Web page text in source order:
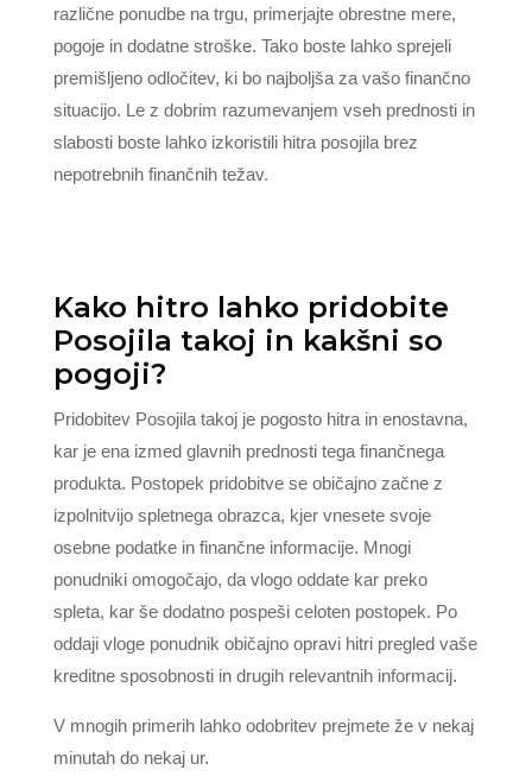
različne ponudbe na trgu, primerjajte obrestne mere,
pogoje in dodatne stroške. Tako boste lahko sprejeli
premišljeno odločitev, ki bo najboljša za vašo finančno
situacijo. Le z dobrim razumevanjem vseh prednosti in
slabosti boste lahko izkoristili hitra posojila brez
nepotrebnih finančnih težav.
Kako hitro lahko pridobite
Posojila takoj in kakšni so
pogoji?
Pridobitev Posojila takoj je pogosto hitra in enostavna,
kar je ena izmed glavnih prednosti tega finančnega
produkta. Postopek pridobitve se običajno začne z
izpolnitvijo spletnega obrazca, kjer vnesete svoje
osebne podatke in finančne informacije. Mnogi
ponudniki omogočajo, da vlogo oddate kar preko
spleta, kar še dodatno pospeši celoten postopek. Po
oddaji vloge ponudnik običajno opravi hitri pregled vaše
kreditne sposobnosti in drugih relevantnih informacij.
V mnogih primerih lahko odobritev prejmete že v nekaj
minutah do nekaj ur.